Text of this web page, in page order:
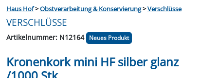
Haus Hof>Obstverarbeitung & Konservierung>Verschlüsse
VERSCHLÜSSE
Artikelnummer: N12164 Neues Produkt
Kronenkork mini HF silber glanz